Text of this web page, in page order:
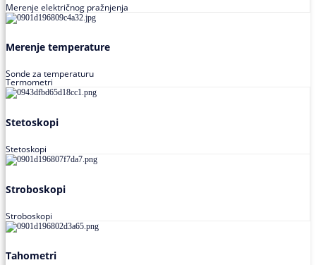
Merenje električnog pražnjenja
Merenje temperature
Sonde za temperaturu
Termometri
Stetoskopi
Stetoskopi
Stroboskopi
Stroboskopi
Tahometri